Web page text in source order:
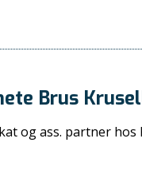
Brus
og ass. partner hos